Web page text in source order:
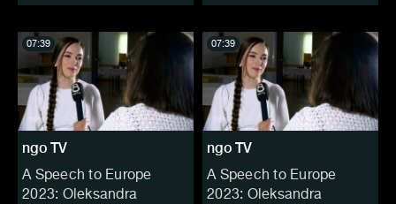
ngo TV
A Speech to Europe
2023: Oleksandra
07:39
ngo TV
A Speech to Europe
2023: Oleksandra
07:39